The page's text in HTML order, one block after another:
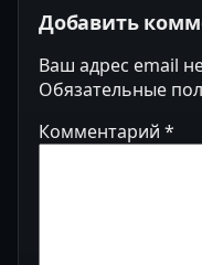
Добавить
Ваш адрес email
Обязательные
Комментарий *